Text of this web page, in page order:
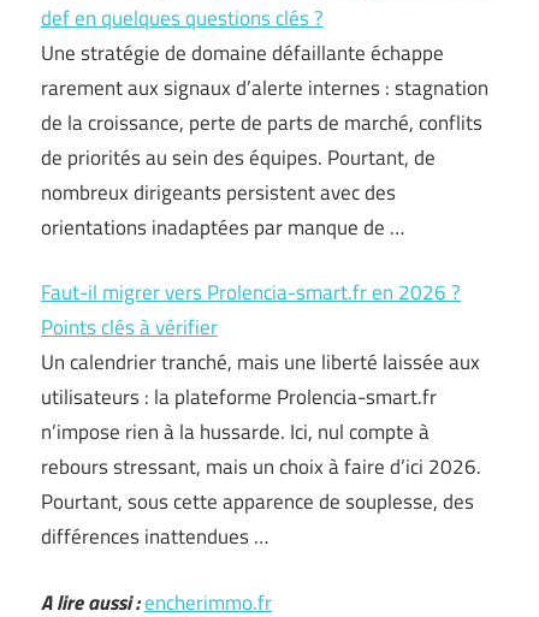
def en quelques questions clés ?
Une stratégie de domaine défaillante échappe
rarement aux signaux d’alerte internes : stagnation
de la croissance, perte de parts de marché, conflits
de priorités au sein des équipes. Pourtant, de
nombreux dirigeants persistent avec des
orientations inadaptées par manque de …
Faut-il migrer vers Prolencia-smart.fr en 2026 ?
Points clés à vérifier
Un calendrier tranché, mais une liberté laissée aux
utilisateurs : la plateforme Prolencia-smart.fr
n’impose rien à la hussarde. Ici, nul compte à
rebours stressant, mais un choix à faire d’ici 2026.
Pourtant, sous cette apparence de souplesse, des
différences inattendues …
A lire aussi :encherimmo.fr